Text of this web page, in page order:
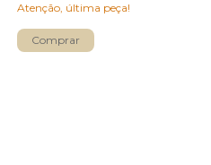
Atenção, última peça!